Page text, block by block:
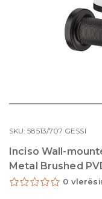
SKU:58513/707 GESSI
Inciso Wall-
Metal Brushed
0